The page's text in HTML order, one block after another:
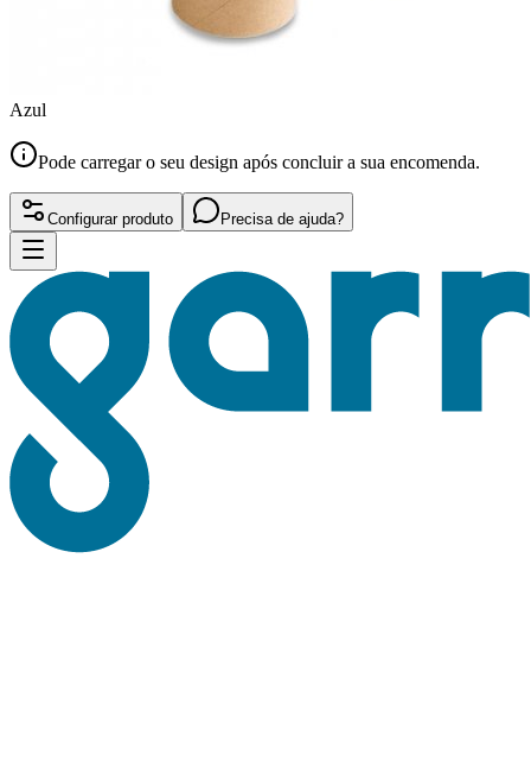
Azul
Pode carregar o seu design após concluir a sua encomenda.
Configurar produto Precisa de ajuda?